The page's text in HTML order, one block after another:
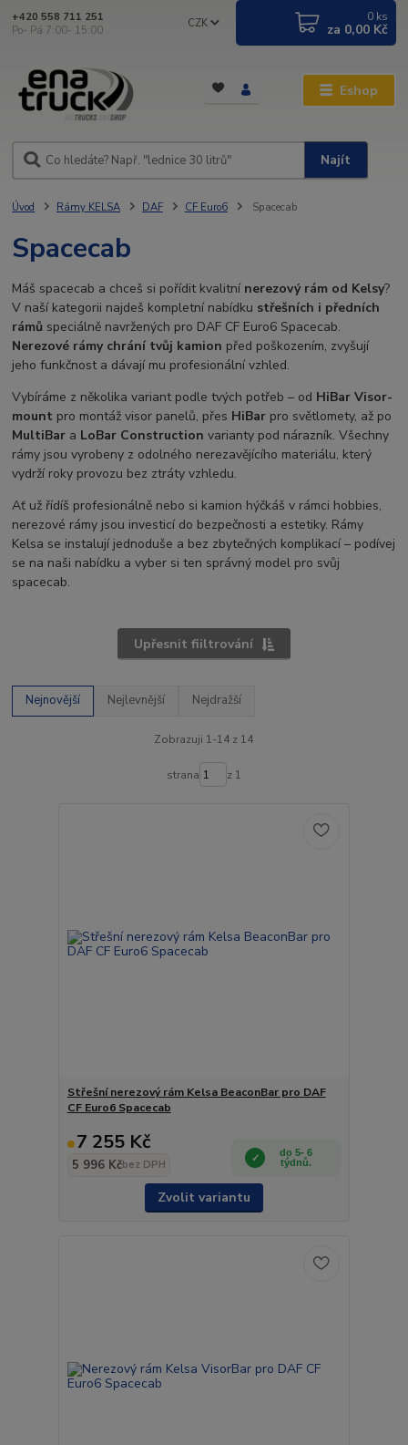
Eshop
CZK
Najít
+420 558 711 251
Po- Pá 7:00- 15:00
0 ks
za 0,00 Kč
Úvod Rámy KELSA DAF CF Euro6 Spacecab
Spacecab
Máš spacecab a chceš si pořídit kvalitní nerezový rám od Kelsy?
V naší kategorii najdeš kompletní nabídku střešních i předních
rámů speciálně navržených pro DAF CF Euro6 Spacecab.
Nerezové rámy chrání tvůj kamion před poškozením, zvyšují
jeho funkčnost a dávají mu profesionální vzhled.
Vybíráme z několika variant podle tvých potřeb – od HiBar Visor-
mount pro montáž visor panelů, přes HiBar pro světlomety, až po
MultiBar a LoBar Construction varianty pod nárazník. Všechny
rámy jsou vyrobeny z odolného nerezavějícího materiálu, který
vydrží roky provozu bez ztráty vzhledu.
Ať už řídíš profesionálně nebo si kamion hýčkáš v rámci hobbies,
nerezové rámy jsou investicí do bezpečnosti a estetiky. Rámy
Kelsa se instalují jednoduše a bez zbytečných komplikací – podívej
se na naši nabídku a vyber si ten správný model pro svůj
spacecab.
Upřesnit fiiltrování
Nejnovější Nejlevnější Nejdražší
Zobrazuji 1-14 z 14
strana z 1
Střešní nerezový rám Kelsa BeaconBar pro DAF
CF Euro6 Spacecab
7 255 Kč
5 996 Kčbez DPH
do 5- 6
týdnů.
Zvolit variantu